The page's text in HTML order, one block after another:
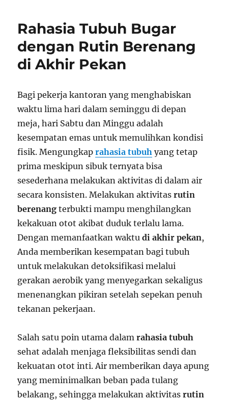
Rahasia Tubuh Bugar
dengan Rutin Berenang
di Akhir Pekan
Bagi pekerja kantoran yang menghabiskan
waktu lima hari dalam seminggu di depan
meja, hari Sabtu dan Minggu adalah
kesempatan emas untuk memulihkan kondisi
fisik. Mengungkaprahasia tubuh yang tetap
prima meskipun sibuk ternyata bisa
sesederhana melakukan aktivitas di dalam air
secara konsisten. Melakukan aktivitasrutin
berenang terbukti mampu menghilangkan
kekakuan otot akibat duduk terlalu lama.
Dengan memanfaatkan waktudi akhir pekan,
Anda memberikan kesempatan bagi tubuh
untuk melakukan detoksifikasi melalui
gerakan aerobik yang menyegarkan sekaligus
menenangkan pikiran setelah sepekan penuh
tekanan pekerjaan.
Salah satu poin utama dalamrahasia tubuh
sehat adalah menjaga fleksibilitas sendi dan
kekuatan otot inti. Air memberikan daya apung
yang meminimalkan beban pada tulang
belakang, sehingga melakukan aktivitasrutin